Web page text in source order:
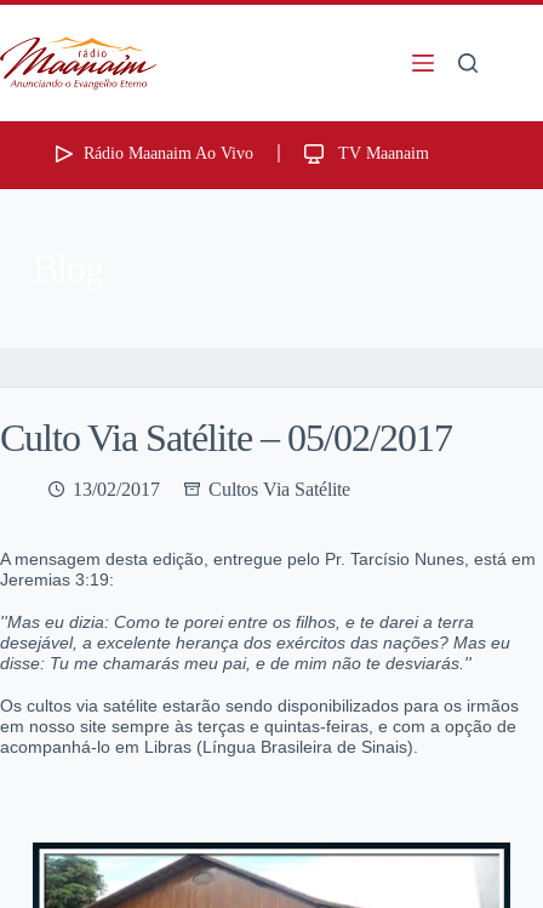
Rádio Maanaim Ao Vivo TV Maanaim
Culto Via Satélite – 05/02/2017
13/02/2017 Cultos Via Satélite
A mensagem desta edição, entregue pelo Pr. Tarcísio Nunes, está em
Jeremias 3:19:
''Mas eu dizia: Como te porei entre os filhos, e te darei a terra
desejável, a excelente herança dos exércitos das nações? Mas eu
disse: Tu me chamarás meu pai, e de mim não te desviarás .''
Os cultos via satélite estarão sendo disponibilizados para os irmãos
em nosso site sempre às terças e quintas-feiras, e com a opção de
acompanhá-lo em Libras (Língua Brasileira de Sinais).